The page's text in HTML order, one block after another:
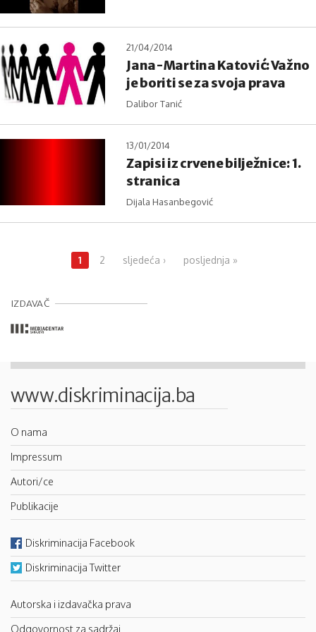
21/04/2014
Jana-Martina Katović: Važno
je boriti se za svoja prava
Dalibor Tanić
13/01/2014
Zapisi iz crvene bilježnice: 1.
stranica
Dijala Hasanbegović
1 2 sljedeća › posljednja »
IZDAVAČ
www.diskriminacija.ba
O nama
Impressum
Autori/ce
Publikacije
Diskriminacija Facebook
Diskriminacija Twitter
Autorska i izdavačka prava
Odgovornost za sadržaj